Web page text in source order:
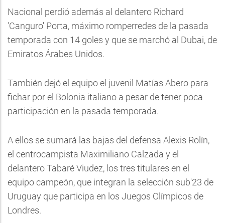
Nacional perdió además al delantero Richard
'Canguro' Porta, máximo romperredes de la pasada
temporada con 14 goles y que se marchó al Dubai, de
Emiratos Árabes Unidos.
También dejó el equipo el juvenil Matías Abero para
fichar por el Bolonia italiano a pesar de tener poca
participación en la pasada temporada.
A ellos se sumará las bajas del defensa Alexis Rolín,
el centrocampista Maximiliano Calzada y el
delantero Tabaré Viudez, los tres titulares en el
equipo campeón, que integran la selección sub'23 de
Uruguay que participa en los Juegos Olímpicos de
Londres.